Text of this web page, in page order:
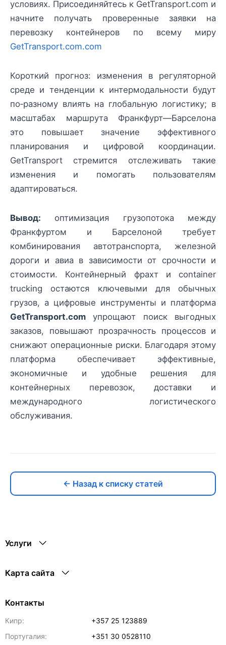
условиях. Присоединяйтесь к GetTransport.com и
начните получать проверенные заявки на
перевозку контейнеров по всему миру
GetTransport.com.com
Короткий прогноз: изменения в регуляторной
среде и тенденции к интермодальности будут
по‑разному влиять на глобальную логистику; в
масштабах маршрута Франкфурт—Барселона
это повышает значение эффективного
планирования и цифровой координации.
GetTransport стремится отслеживать такие
изменения и помогать пользователям
адаптироваться.
Вывод: оптимизация грузопотока между
Франкфуртом и Барселоной требует
комбинирования автотранспорта, железной
дороги и авиа в зависимости от срочности и
стоимости. Контейнерный фрахт и container
trucking остаются ключевыми для обычных
грузов, а цифровые инструменты и платформа
GetTransport.com упрощают поиск выгодных
заказов, повышают прозрачность процессов и
снижают операционные риски. Благодаря этому
платформа обеспечивает эффективные,
экономичные и удобные решения для
контейнерных перевозок, доставки и
международного логистического
обслуживания.
← Назад к списку статей
Услуги
Карта сайта
Контакты
Кипр:
+357 25 123889
Португалия:
+351 30 0528110